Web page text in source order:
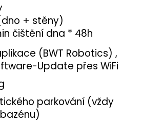
+ stěny)
čištění dna * 48h
(BWT Robotics) ,
Update přes WiFi
parkování (vždy